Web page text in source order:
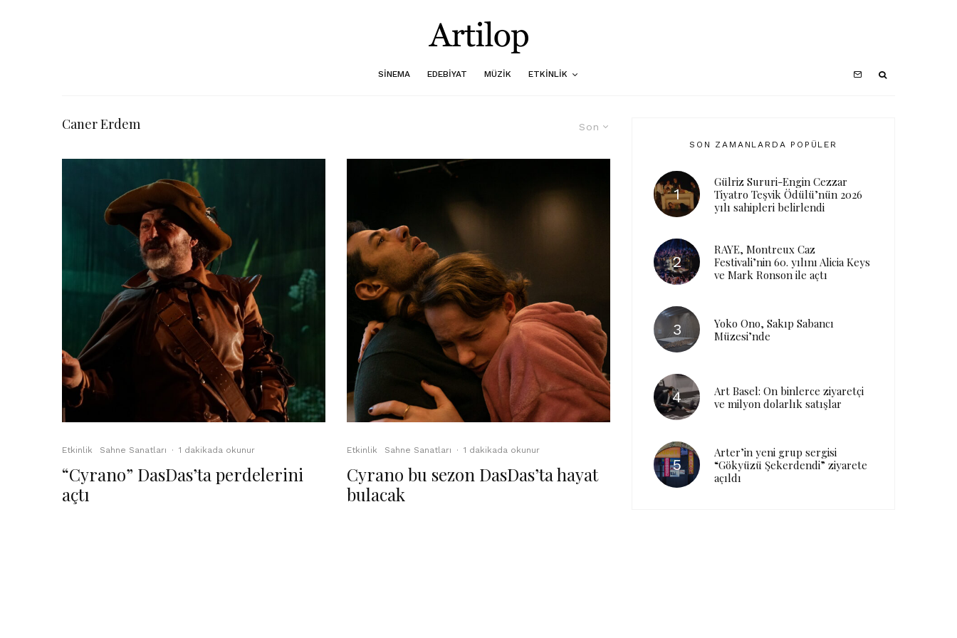
SINEMA EDEBIYAT MÜZIK ETKINLIK
Son
Caner Erdem
Etkinlik Sahne Sanatları · 1 dakikada okunur
“Cyrano” DasDas’ta perdelerini
açtı
Etkinlik Sahne Sanatları · 1 dakikada okunur
Cyrano bu sezon DasDas’ta hayat
bulacak
SON ZAMANLARDA POPÜLER
Gülriz Sururi-Engin Cezzar
Tiyatro Teşvik Ödülü’nün 2026
yılı sahipleri belirlendi
RAYE, Montreux Caz
Festivali’nin 60. yılını Alicia Keys
ve Mark Ronson ile açtı
Yoko Ono, Sakıp Sabancı
Müzesi’nde
Art Basel: On binlerce ziyaretçi
ve milyon dolarlık satışlar
Arter’in yeni grup sergisi
“Gökyüzü Şekerdendi” ziyarete
açıldı